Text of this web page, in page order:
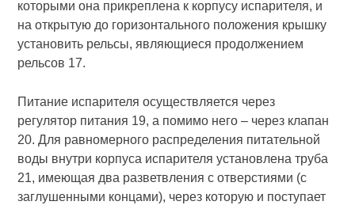
которыми она прикреплена к корпусу испарителя, и
на открытую до горизонтального положения крышку
установить рельсы, являющиеся продолжением
рельсов 17.
Питание испарителя осуществляется через
регулятор питания 19, а помимо него – через клапан
20. Для равномерного распределения питательной
воды внутри корпуса испарителя установлена труба
21, имеющая два разветвления с отверстиями (с
заглушенными концами), через которую и поступает